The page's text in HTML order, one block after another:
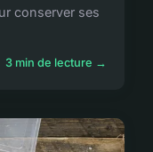
conserver ses
3 min de lecture →